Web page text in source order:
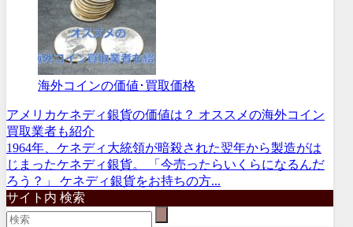
海外コインの価値･買取価格
アメリカケネディ銀貨の価値は？ オススメの海外コイン
買取業者も紹介
1964年、ケネディ大統領が暗殺された翌年から製造がは
じまったケネディ銀貨。 「今売ったらいくらになるんだ
ろう？」 ケネディ銀貨をお持ちの方...
サイト内 検索